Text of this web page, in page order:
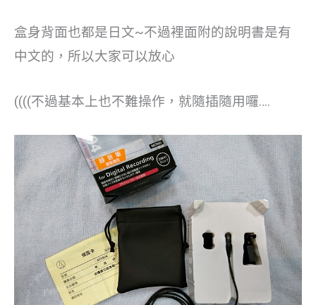
盒身背面也都是日文~不過裡面附的說明書是有
中文的，所以大家可以放心
((((不過基本上也不難操作，就隨插隨用囉….